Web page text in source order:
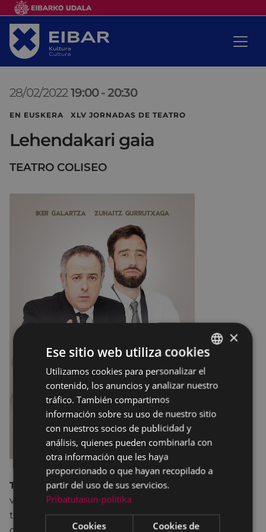
28/02/2022 19:00 -20:30
EN EUSKERA XLV JORNADAS DE TEATRO
Lehendakari gaia
TEATRO COLISEO
Txalo Produkzioak es una compañía vasca que
visita habitualmente los escenarios de Eibar. Nos
tiene acostumbrados a facturar comedias de gran
calidad, tanto en euskera como en castellano. En
BASQUE
SPANISH
×
Ese sitio web utiliza cookies
Utilizamos cookies para personalizar el
contenido, los anuncios y analizar nuestro
tráfico. También compartimos
información sobre su uso de nuestro sitio
con nuestros socios de publicidad y
análisis, quienes pueden combinarla con
otra información que les haya
proporcionado o que hayan recopilado a
partir del uso de sus servicios.
Pribatutasun-politika
Cookies
Cookies de